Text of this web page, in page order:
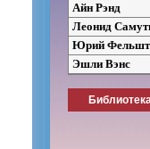
Айн Рэнд
Леонид
Юрий
Эшли Вэнс